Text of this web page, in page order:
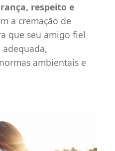
respeito e
a cremação de
que seu amigo fiel
ambientais e